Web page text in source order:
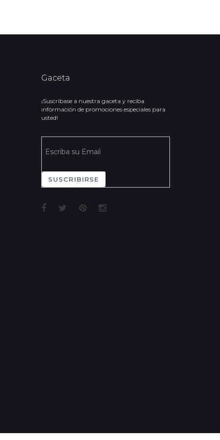
Gaceta
¡Suscríbase a nuestra gaceta y reciba
información de promociones especiales para
usted!
SUSCRIBIRSE